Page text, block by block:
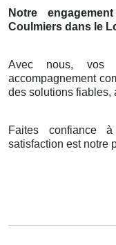
Notre
Coulmiers dans le
Avec nous, vos
accompagnement
des solutions fiables,
Faites confiance
satisfaction est notre